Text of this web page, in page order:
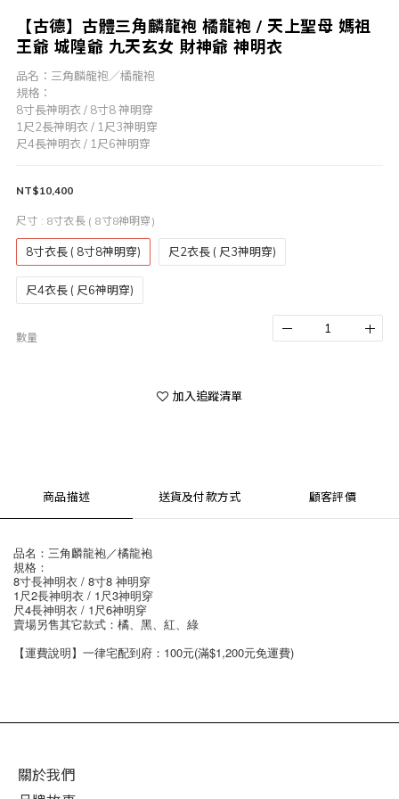
【古德】古體三角麟龍袍 橘龍袍 / 天上聖母 媽祖
王爺 城隍爺 九天玄女 財神爺 神明衣
品名：三角麟龍袍／橘龍袍
規格：
8寸長神明衣 / 8寸8 神明穿
1尺2長神明衣 / 1尺3神明穿
尺4長神明衣 / 1尺6神明穿
NT$10,400
尺寸 : 8寸衣長 ( 8寸8神明穿)
8寸衣長 ( 8寸8神明穿) 尺2衣長 ( 尺3神明穿)
尺4衣長 ( 尺6神明穿)
數量
加入追蹤清單
商品描述 送貨及付款方式 顧客評價
品名：三角麟龍袍／橘龍袍
規格：
8寸長神明衣 / 8寸8 神明穿
1尺2長神明衣 / 1尺3神明穿
尺4長神明衣 / 1尺6神明穿
賣場另售其它款式：橘、黑、紅、綠
【運費說明】一律宅配到府：100元(滿$1,200元免運費)
關於我們